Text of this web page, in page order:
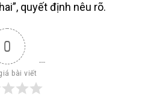
quyết định nêu rõ.
0
bài viết